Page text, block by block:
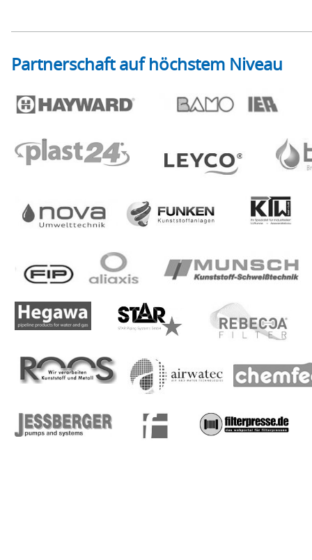
Partnerschaft auf höchstem Niveau